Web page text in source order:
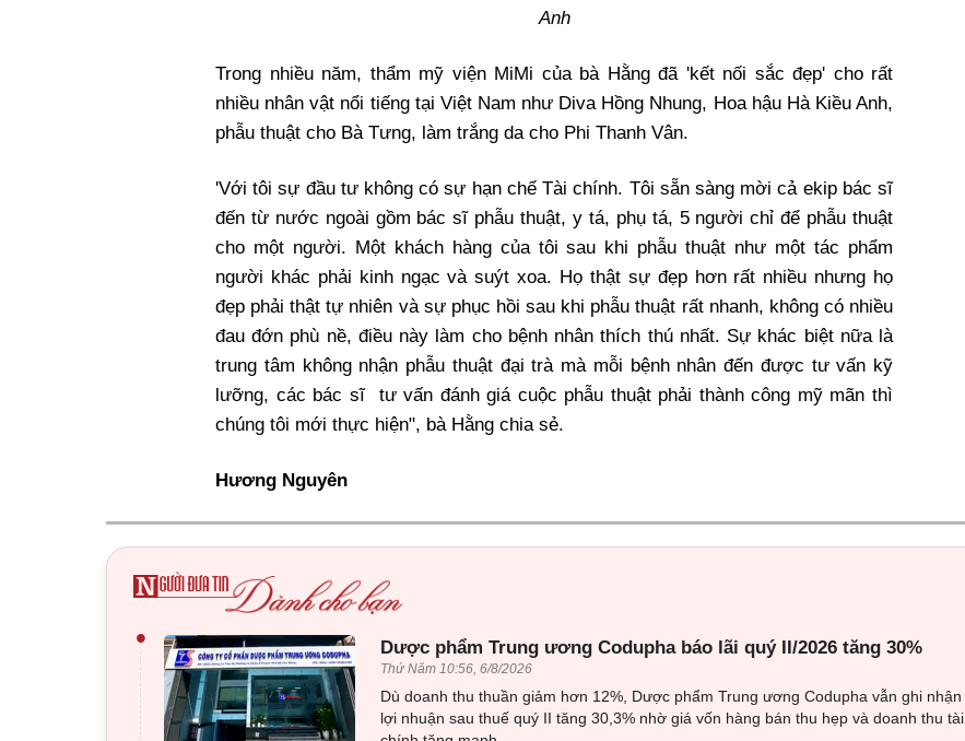
Anh
Trong nhiều năm, thẩm mỹ viện MiMi của bà Hằng đã 'kết nối sắc đẹp' cho rất
nhiều nhân vật nổi tiếng tại Việt Nam như Diva Hồng Nhung, Hoa hậu Hà Kiều Anh,
phẫu thuật cho Bà Tưng, làm trắng da cho Phi Thanh Vân.
'Với tôi sự đầu tư không có sự hạn chế Tài chính. Tôi sẵn sàng mời cả ekip bác sĩ
đến từ nước ngoài gồm bác sĩ phẫu thuật, y tá, phụ tá, 5 người chỉ để phẫu thuật
cho một người. Một khách hàng của tôi sau khi phẫu thuật như một tác phẩm
người khác phải kinh ngạc và suýt xoa. Họ thật sự đẹp hơn rất nhiều nhưng họ
đẹp phải thật tự nhiên và sự phục hồi sau khi phẫu thuật rất nhanh, không có nhiều
đau đớn phù nề, điều này làm cho bệnh nhân thích thú nhất. Sự khác biệt nữa là
trung tâm không nhận phẫu thuật đại trà mà mỗi bệnh nhân đến được tư vấn kỹ
lưỡng, các bác sĩ tư vấn đánh giá cuộc phẫu thuật phải thành công mỹ mãn thì
chúng tôi mới thực hiện", bà Hằng chia sẻ.
Hương Nguyên
• Dược phẩm Trung ương Codupha báo lãi quý II/2026 tăng 30%
Thứ Năm 10:56, 6/8/2026
Dù doanh thu thuần giảm hơn 12%, Dược phẩm Trung ương Codupha vẫn ghi nhận
lợi nhuận sau thuế quý II tăng 30,3% nhờ giá vốn hàng bán thu hẹp và doanh thu tài